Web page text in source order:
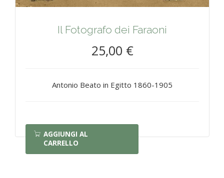
Il Fotografo dei Faraoni
25,00 €
Antonio Beato in Egitto 1860-1905
AGGIUNGI AL
CARRELLO